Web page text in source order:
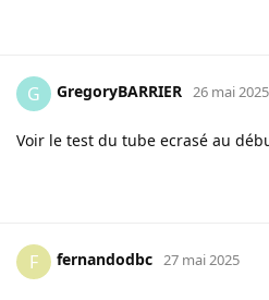
G GregoryBARRIER 26 mai 2025
Voir le test du tube ecrasé au
F fernandodbc 27 mai 2025